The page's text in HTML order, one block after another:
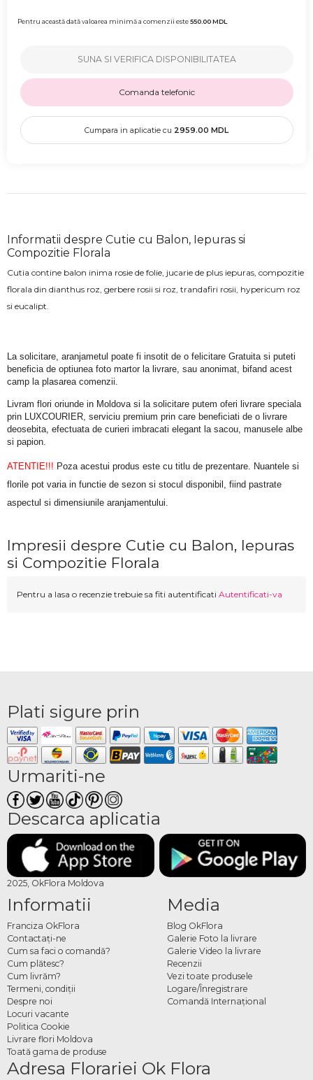
Pentru această dată valoarea minimă a comenzii este550.00MDL
SUNA SI VERIFICA DISPONIBILITATEA
Comanda telefonic
Cumpara in aplicatie cu 2959.00 MDL
Informatii despre Cutie cu Balon, Iepuras si
Compozitie Florala
Cutia contine balon inima rosie de folie, jucarie de plus iepuras, compozitie
florala din dianthus roz, gerbere rosii si roz, trandafiri rosii, hypericum roz
si eucalipt.
La solicitare, aranjametul poate fi insotit de o felicitare Gratuita si puteti
beneficia de optiunea foto martor la livrare, sau anonimat, bifand acest
camp la plasarea comenzii.
Livram flori oriunde in Moldova si la solicitare putem oferi livrare speciala
prin LUXCOURIER, serviciu premium prin care beneficiati de o livrare
deosebita, efectuata de curieri imbracati elegant la sacou, manusele albe
si papion.
ATENTIE!!! Poza acestui produs este cu titlu de prezentare. Nuantele si
florile pot varia in functie de sezon si stocul disponibil, fiind pastrate
aspectul si dimensiunile aranjamentului.
Impresii despre Cutie cu Balon, Iepuras
si Compozitie Florala
Pentru a lasa o recenzie trebuie sa fiti autentificati Autentificati-va
Plati sigure prin
Urmariti-ne
Descarca aplicatia
2025, OkFlora Moldova
Informatii
Franciza OkFlora
Contactaţi-ne
Cum sa faci o comandă?
Cum plătesc?
Cum livrăm?
Termeni, condiţii
Despre noi
Locuri vacante
Politica Cookie
Livrare flori Moldova
Toată gama de produse
Media
Blog OkFlora
Galerie Foto la livrare
Galerie Video la livrare
Recenzii
Vezi toate produsele
Logare/Înregistrare
Comandă Internațional
Adresa Florariei Ok Flora